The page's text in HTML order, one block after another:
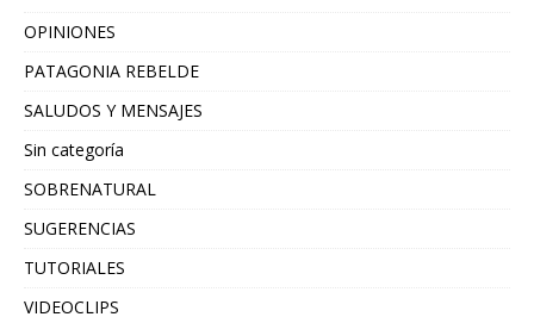
OPINIONES
PATAGONIA REBELDE
SALUDOS Y MENSAJES
Sin categoría
SOBRENATURAL
SUGERENCIAS
TUTORIALES
VIDEOCLIPS